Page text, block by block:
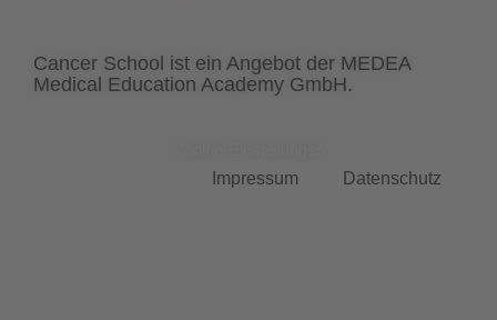
Cancer School ist ein Angebot der MEDEA
Medical Education Academy GmbH.
Impressum
Datenschutz